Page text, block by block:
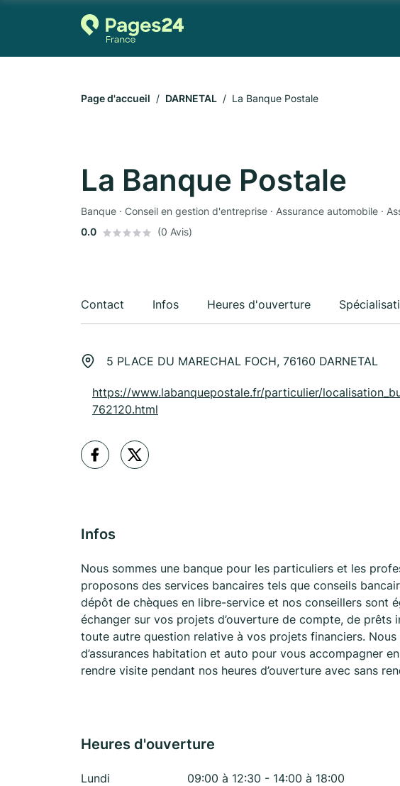
Page d'accueil DARNETAL La Banque Postale
La Banque Postale
Banque · Conseil en gestion d'entreprise · Assurance automobile ·
0.0
(0 Avis)
Contact Infos Heures d'ouverture
5 PLACE DU MARECHAL FOCH, 76160 DARNETAL
https://www.labanquepostale.fr/particulier/
762120.html
Infos
Nous sommes une banque pour les particuliers et les
proposons des services bancaires tels que conseils
dépôt de chèques en libre-service et nos conseillers sont
échanger sur vos projets d’ouverture de compte, de
toute autre question relative à vos projets financiers.
d’assurances habitation et auto pour vous accompagner
rendre visite pendant nos heures d’ouverture avec sans
Heures d'ouverture
Lundi
09:00 à 12:30 - 14:00 à 18:00